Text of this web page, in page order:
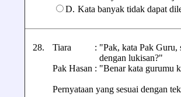
D. Kata banyak tidak dapat
28.
Tiara : "Pak, kata Pak Guru,
dengan lukisan?"
Pak Hasan : "Benar kata gurumu
Pernyataan yang sesuai dengan